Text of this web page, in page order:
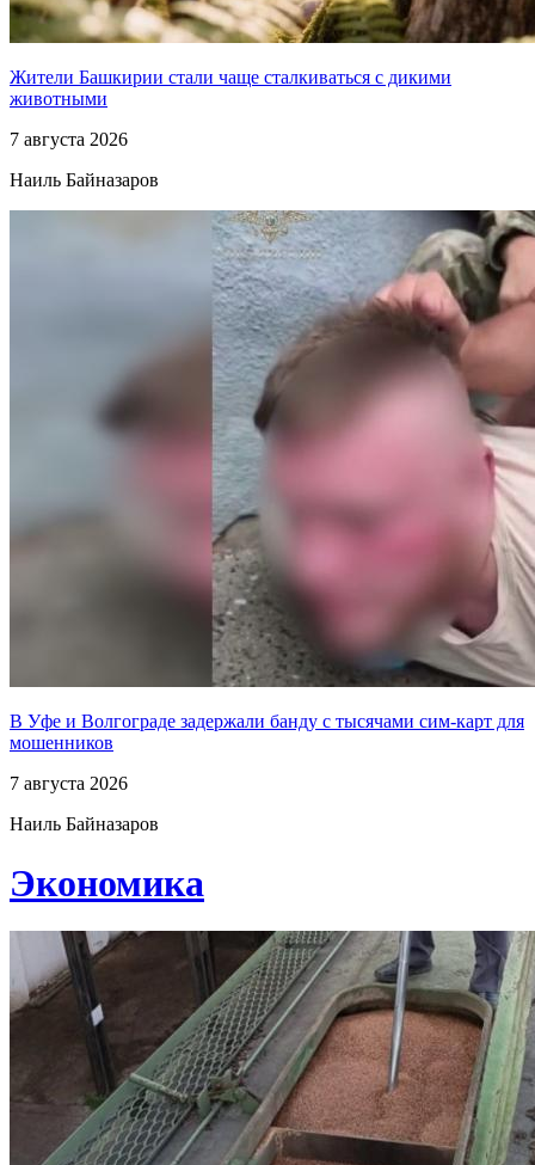
Жители Башкирии стали чаще сталкиваться с дикими
животными
7 августа 2026
Наиль Байназаров
В Уфе и Волгограде задержали банду с тысячами сим-карт для
мошенников
7 августа 2026
Наиль Байназаров
Экономика